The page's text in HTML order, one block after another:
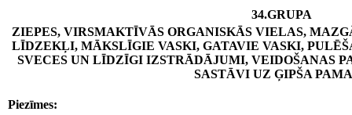
34.GRUPA
ZIEPES, VIRSMAKTĪVĀS ORGANISKĀS VIELAS,
LĪDZEKĻI, MĀKSLĪGIE VASKI, GATAVIE VASKI,
SVECES UN LĪDZĪGI IZSTRĀDĀJUMI, VEIDOŠANAS
SASTĀVI UZ ĢIPŠA
Piezīmes: